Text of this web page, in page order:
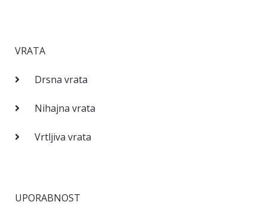
VRATA
Drsna vrata
Nihajna vrata
Vrtljiva vrata
UPORABNOST